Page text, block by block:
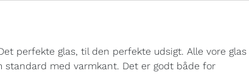
perfekte glas, til den perfekte udsigt. Alle vore glas
standard med varmkant. Det er godt både for